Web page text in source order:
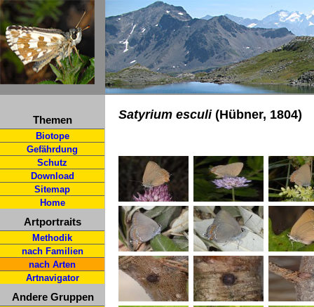
Themen
Biotope
Gefährdung
Schutz
Download
Sitemap
Home
Artportraits
Methodik
nach Familien
nach Arten
Artnavigator
Andere Gruppen
Satyrium esculi(Hübner, 1804)